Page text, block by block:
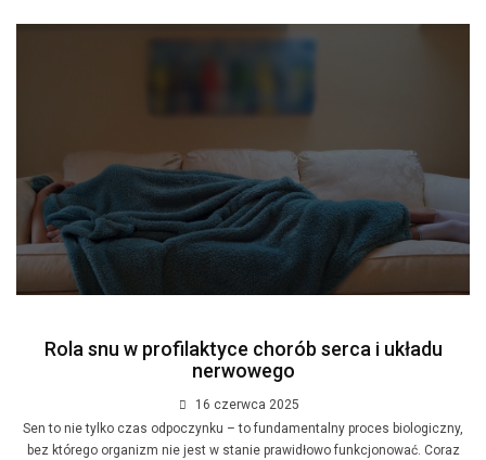
Rola snu w profilaktyce chorób serca i układu
nerwowego
16 czerwca 2025
Sen to nie tylko czas odpoczynku – to fundamentalny proces biologiczny,
bez którego organizm nie jest w stanie prawidłowo funkcjonować. Coraz